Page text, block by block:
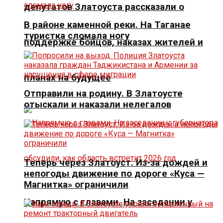
депутатов Златоуста рассказали о
поддержке бойцов, наказах жителей и
планах на будущее
Напрямую с главами. На заседании у
В районе каменной реки. На Таганае
туристка сломала ногу
Отправили на родину. В Златоусте
отыскали и наказали нелегалов
Теперь через Златоуст. Из-за дождей и
непогоды движение по дороге «Куса —
Магнитка» ограничили